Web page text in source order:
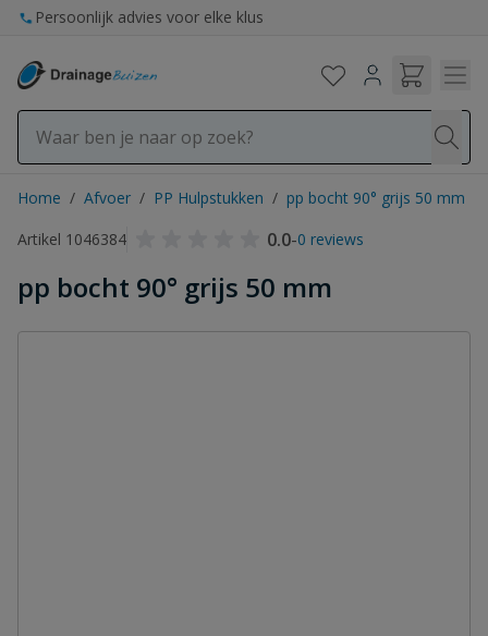
Ga naar de inhoud
Persoonlijk advies voor elke klus
Home / Afvoer / PP Hulpstukken / pp bocht 90° grijs 50 mm
Artikel 1046384
0.0-0 reviews
pp bocht 90° grijs 50 mm